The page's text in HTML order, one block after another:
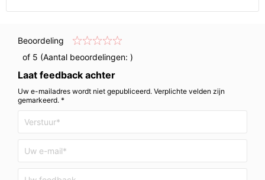
Beoordeling
of 5 (Aantal beoordelingen: )
Laat feedback achter
Uw e-mailadres wordt niet gepubliceerd. Verplichte velden zijn
gemarkeerd. *